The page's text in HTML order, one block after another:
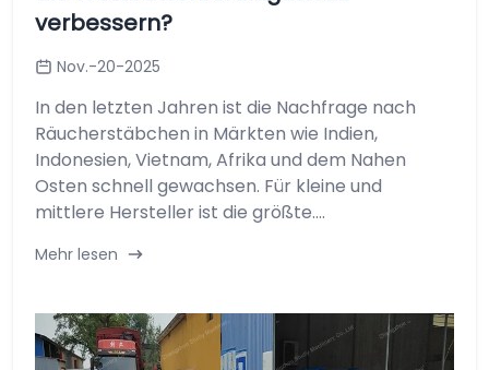
verbessern?
Nov.-20-2025
In den letzten Jahren ist die Nachfrage nach
Räucherstäbchen in Märkten wie Indien,
Indonesien, Vietnam, Afrika und dem Nahen
Osten schnell gewachsen. Für kleine und
mittlere Hersteller ist die größte....
Mehr lesen